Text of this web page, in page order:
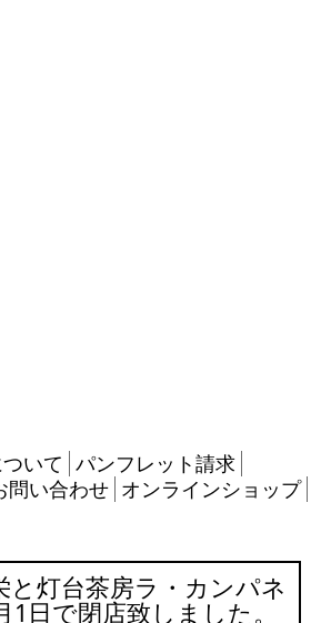
いて パンフレット請求
問い合わせ オンラインショップ
灯台茶房ラ・カンパネ
1日で閉店致しました。